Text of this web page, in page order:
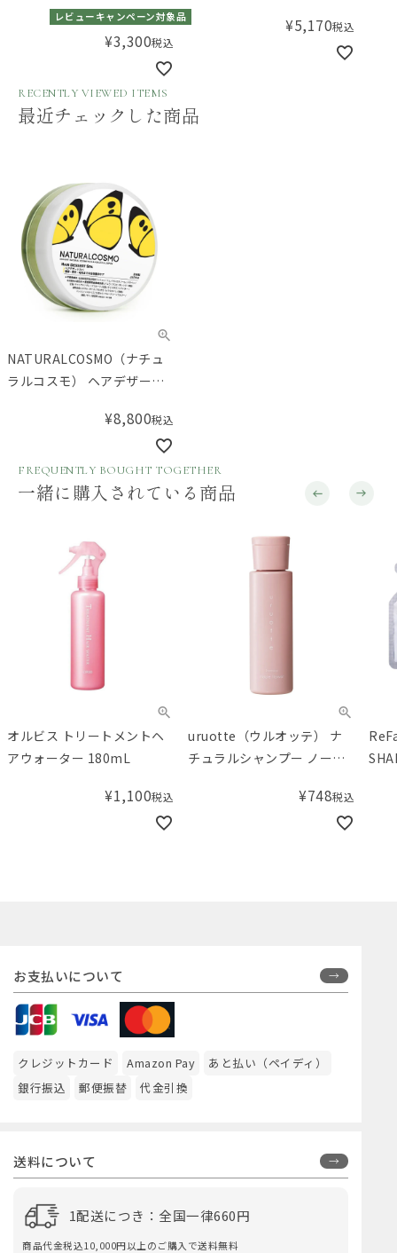
レビューキャンペーン対象品
¥3,300税込
ートメントシャンプー
¥5,170税込
RECENTLY VIEWED ITEMS
最近チェックした商品
NATURALCOSMO（ナチュ
ラルコスモ） ヘアデザート
¥8,800税込
FREQUENTLY BOUGHT TOGETHER
一緒に購入されている商品
オルビス トリートメントヘ
アウォーター 180mL
¥1,100税込
uruotte（ウルオッテ） ナ
チュラルシャンプー ノーブ
¥748税込
お支払いについて
クレジットカード Amazon Pay
あと払い（ペイディ）
銀行振込
郵便振替 代金引換
送料について
1配送につき：全国一律660円
商品代金税込10,000円以上のご購入で送料無料